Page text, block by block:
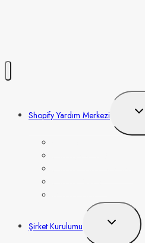
Shopify Yardım Merkezi
Şirket Kurulumu
Toggle